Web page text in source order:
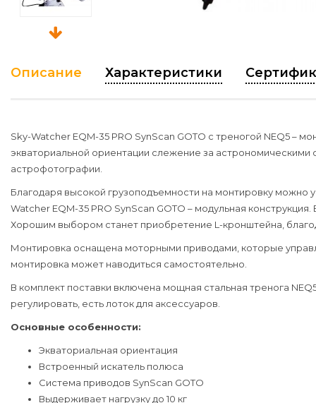
Описание Характеристики
Sky-Watcher EQM-35 PRO SynScan GOTO с треногой NEQ5 –
экваториальной ориентации слежение за
астрофотографии.
Благодаря высокой грузоподъемности на монтировку можно
Watcher EQM-35 PRO SynScan GOTO – модульная
Хорошим выбором станет приобретение L-кронштейна,
Монтировка оснащена моторными приводами, которые
монтировка может наводиться самостоятельно.
В комплект поставки включена мощная стальная тренога
регулировать, есть лоток для аксессуаров.
Основные особенности:
Экваториальная ориентация
Встроенный искатель полюса
Система приводов SynScan GOTO
Выдерживает нагрузку до 10 кг